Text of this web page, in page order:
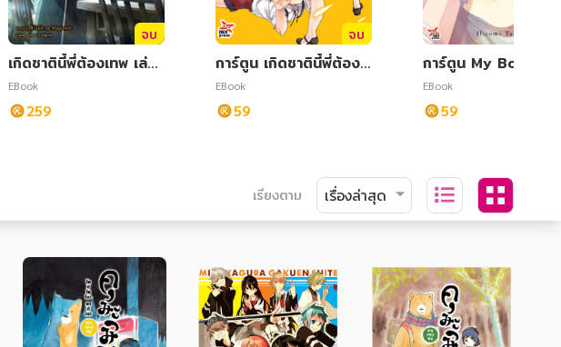
จบ
เกิดชาตินี้พี่ต้องเทพ เล่ม
9
EBook
259
จบ
การ์ตูน เกิดชาตินี้พี่ต้องเ
ทพ เล่ม 2
EBook
59
การ์ตูน My Boy มาย
ย เล่ม 2 ฉบับการ์ตูน
EBook
59
เรียงตาม